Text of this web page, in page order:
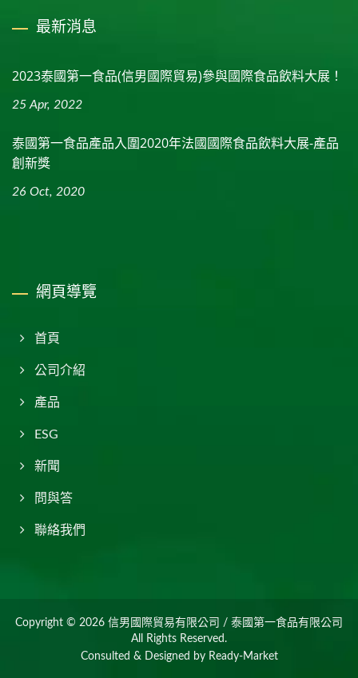
最新消息
2023泰國第一食品(信男國際貿易)參與國際食品飲料大展！
25 Apr, 2022
泰國第一食品產品入圍2020年法國國際食品飲料大展-產品
創新獎
26 Oct, 2020
網頁導覽
首頁
公司介紹
產品
ESG
新聞
問與答
聯絡我們
Copyright © 2026 信男國際貿易有限公司 / 泰國第一食品有限公司
All Rights Reserved.
Consulted & Designed by Ready-Market